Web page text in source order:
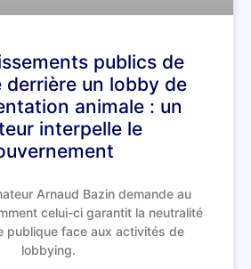
publics de
derrière un lobby de
animale : un
interpelle le
Arnaud Bazin demande au
celui-ci garantit la neutralité
publique face aux activités de
lobbying.